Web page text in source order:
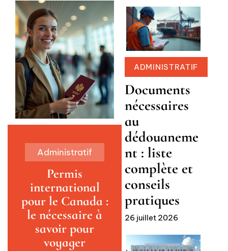
Administratif
Permis
international
pour le Canada :
le nécessaire à
savoir pour
voyager
ADMINISTRATIF
Documents
nécessaires
au
dédouaneme
nt : liste
complète et
conseils
pratiques
26 juillet 2026